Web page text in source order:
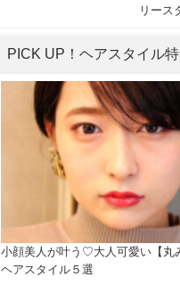
リース
PICK UP！ヘアスタイル
小顔美人が叶う♡大人可愛い【丸
ヘアスタイル５選